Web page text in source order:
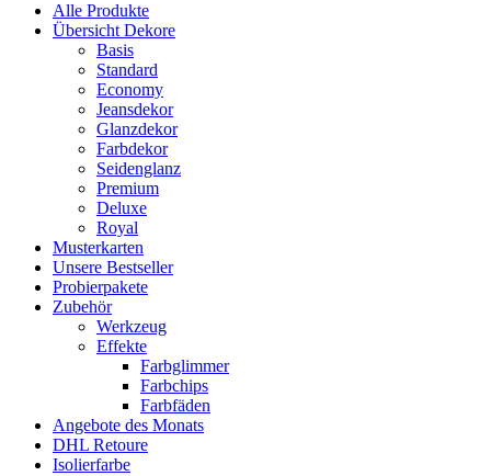
Alle Produkte
Übersicht Dekore
Basis
Standard
Economy
Jeansdekor
Glanzdekor
Farbdekor
Seidenglanz
Premium
Deluxe
Royal
Musterkarten
Unsere Bestseller
Probierpakete
Zubehör
Werkzeug
Effekte
Farbglimmer
Farbchips
Farbfäden
Angebote des Monats
DHL Retoure
Isolierfarbe